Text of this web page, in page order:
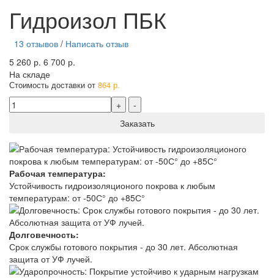
Гидроизол ПБК
13 отзывов / Написать отзыв
5 260 р. 6 700 р.
На складе
Стоимость доставки от 864 р.
Заказать
Рабочая температура:
Устойчивость гидроизоляционого покрова к любым
температурам: от -50С° до +85С°
Долговечность:
Срок службы готового покрытия - до 30 лет. Абсолютная
защита от УФ лучей.